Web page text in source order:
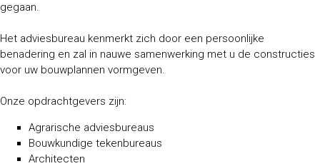
gegaan.
Het adviesbureau kenmerkt zich door een persoonlijke
benadering en zal in nauwe samenwerking met u de constructies
voor uw bouwplannen vormgeven.
Onze opdrachtgevers zijn:
Agrarische adviesbureaus
Bouwkundige tekenbureaus
Architecten